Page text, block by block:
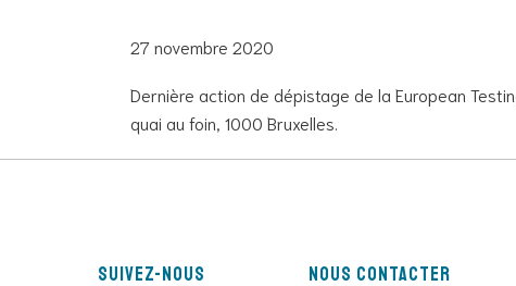
27 novembre 2020
Dernière action de dépistage de la European
quai au foin, 1000 Bruxelles.
Suivez-nous Nous contacter